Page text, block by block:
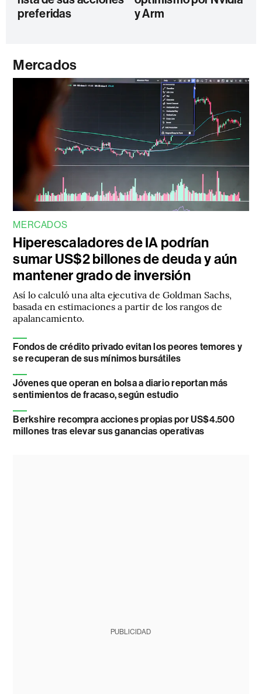
preferidas
y Arm
Mercados
MERCADOS
Hiperescaladores de IA podrían
sumar US$2 billones de deuda y aún
mantener grado de inversión
Así lo calculó una alta ejecutiva de Goldman Sachs,
basada en estimaciones a partir de los rangos de
apalancamiento.
Fondos de crédito privado evitan los peores temores y
se recuperan de sus mínimos bursátiles
Jóvenes que operan en bolsa a diario reportan más
sentimientos de fracaso, según estudio
Berkshire recompra acciones propias por US$4.500
millones tras elevar sus ganancias operativas
PUBLICIDAD